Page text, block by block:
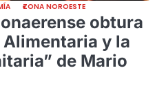
ZONA NOROESTE
obtura
Alimentaria y la
de Mario